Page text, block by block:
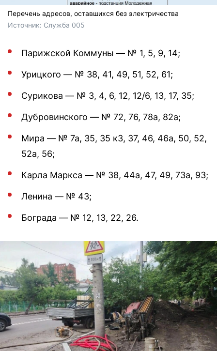
Перечень адресов, оставшихся без электричества
Источник: Служба 005
Парижской Коммуны — № 1, 5, 9, 14;
Урицкого — № 38, 41, 49, 51, 52, 61;
Сурикова — № 3, 4, 6, 12, 12/6, 13, 17, 35;
Дубровинского — № 72, 76, 78а, 82а;
Мира — № 7а, 35, 35 к3, 37, 46, 46а, 50, 52,
52а, 56;
Карла Маркса — № 38, 44а, 47, 49, 73а, 93;
Ленина — № 43;
Бограда — № 12, 13, 22, 26.